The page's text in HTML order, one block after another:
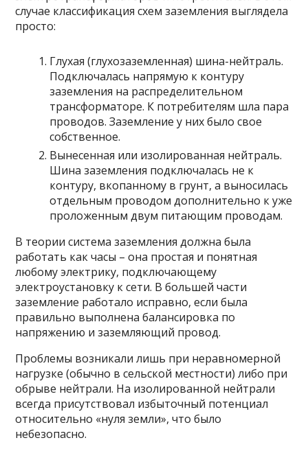
случае классификация схем заземления выглядела
просто:
Глухая (глухозаземленная) шина-нейтраль.
Подключалась напрямую к контуру
заземления на распределительном
трансформаторе. К потребителям шла пара
проводов. Заземление у них было свое
собственное.
Вынесенная или изолированная нейтраль.
Шина заземления подключалась не к
контуру, вкопанному в грунт, а выносилась
отдельным проводом дополнительно к уже
проложенным двум питающим проводам.
В теории система заземления должна была
работать как часы – она простая и понятная
любому электрику, подключающему
электроустановку к сети. В большей части
заземление работало исправно, если была
правильно выполнена балансировка по
напряжению и заземляющий провод.
Проблемы возникали лишь при неравномерной
нагрузке (обычно в сельской местности) либо при
обрыве нейтрали. На изолированной нейтрали
всегда присутствовал избыточный потенциал
относительно «нуля земли», что было
небезопасно.